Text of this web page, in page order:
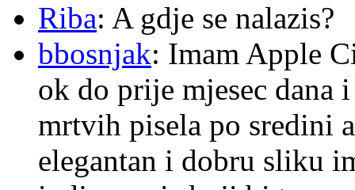
Riba: A gdje se nalazis?
bbosnjak: Imam Apple
ok do prije mjesec dana
mrtvih pisela po sredini
elegantan i dobru sliku